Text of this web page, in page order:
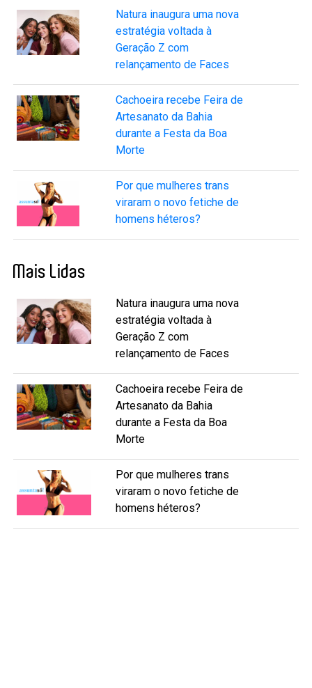
Natura inaugura uma nova
estratégia voltada à
Geração Z com
relançamento de Faces
Cachoeira recebe Feira de
Artesanato da Bahia
durante a Festa da Boa
Morte
Por que mulheres trans
viraram o novo fetiche de
homens héteros?
Mais Lidas
Natura inaugura uma nova
estratégia voltada à
Geração Z com
relançamento de Faces
Cachoeira recebe Feira de
Artesanato da Bahia
durante a Festa da Boa
Morte
Por que mulheres trans
viraram o novo fetiche de
homens héteros?